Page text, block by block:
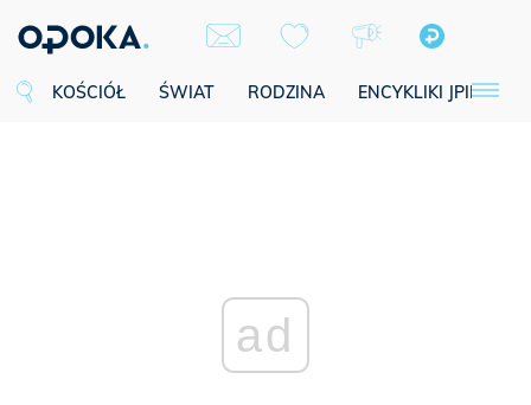
KOŚCIÓŁ ŚWIAT RODZINA ENCYKLIKI JPII
ad